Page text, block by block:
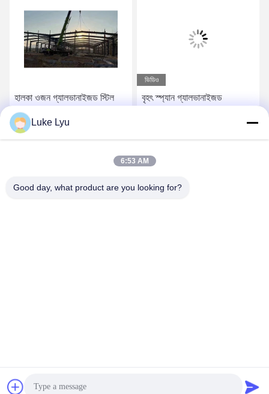
হালকা ওজন গ্যালভানাইজড স্টিল
ফ্রেমযুক্ত বিল্ডিং, শিল্প গরম ডপ
গ্যালভানাইজড কাঠামো
ভিডিও
বৃহৎ স্প্যান গ্যালভানাইজড
স্টোরেজ শেড হ্যাঙ্গার ওয়্যারহাউস
বিল্ডিং
চীন ভালো মানের ইস্পাত কাঠামো নির্মাণ সরবরাহকারী। কপিরাইট © 2025-2026
Quanzhou Ridge Steel Structure Co.,Ltd. সমস্ত অধিকার সংরক্ষিত।
Luke Lyu
6:53 AM
Good day, what product are you looking for?